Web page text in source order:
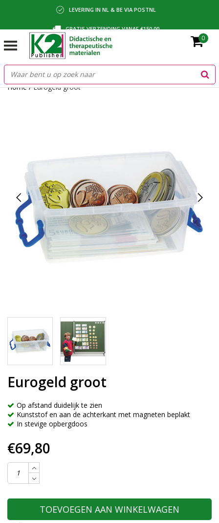
LEVERING IN NL & BE VIA POSTNL
GRATIS VERZENDING VANAF €150,00
BETALING VIA IDEAL, BANCONTACT OF FACTUUR
0
Home/Eurogeld groot
Eurogeld groot
Op afstand duidelijk te zien
Kunststof en aan de achterkant met magneten beplakt
In stevige opbergdoos
€69,80
TOEVOEGEN AAN WINKELWAGEN